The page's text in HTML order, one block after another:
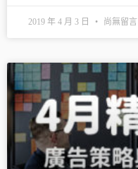
2019 年 4 月 3 日 尚無留言